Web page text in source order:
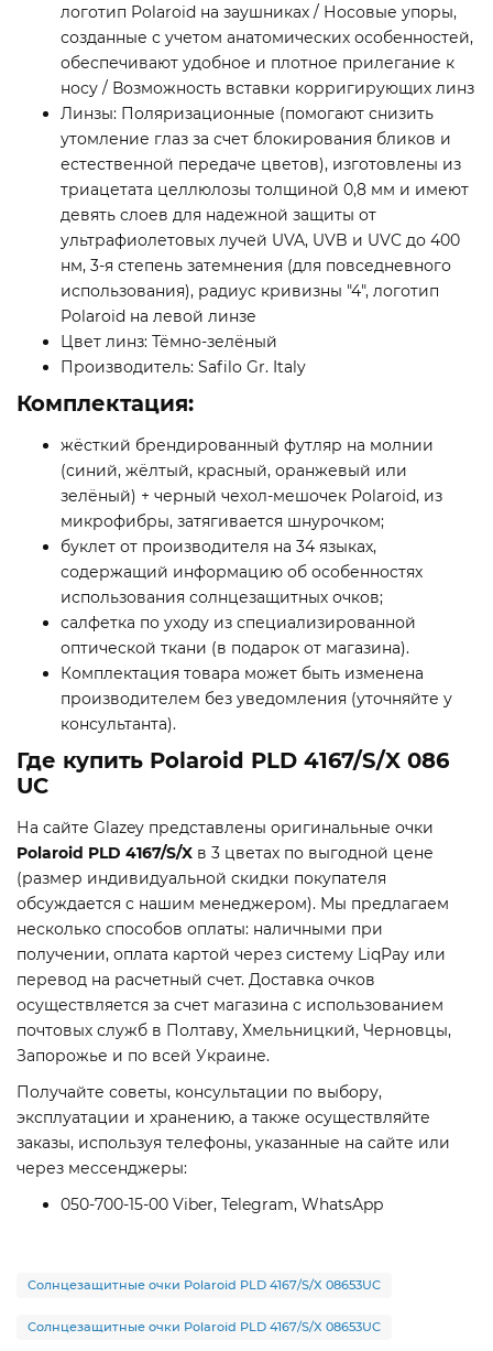
логотип Polaroid на заушниках / Носовые упоры,
созданные с учетом анатомических особенностей,
обеспечивают удобное и плотное прилегание к
носу / Возможность вставки корригирующих линз
Линзы: Поляризационные (помогают снизить
утомление глаз за счет блокирования бликов и
естественной передаче цветов), изготовлены из
триацетата целлюлозы толщиной 0,8 мм и имеют
девять слоев для надежной защиты от
ультрафиолетовых лучей UVA, UVB и UVC до 400
нм, 3-я степень затемнения (для повседневного
использования), радиус кривизны "4", логотип
Polaroid на левой линзе
Цвет линз: Тёмно-зелёный
Производитель: Safilo Gr. Italy
Комплектация:
жёсткий брендированный футляр на молнии
(синий, жёлтый, красный, оранжевый или
зелёный) + черный чехол-мешочек Polaroid, из
микрофибры, затягивается шнурочком;
буклет от производителя на 34 языках,
содержащий информацию об особенностях
использования солнцезащитных очков;
салфетка по уходу из специализированной
оптической ткани (в подарок от магазина).
Комплектация товара может быть изменена
производителем без уведомления (уточняйте у
консультанта).
Где купить Polaroid PLD 4167/S/X 086
UC
На сайте Glazey представлены оригинальные очки
Polaroid PLD 4167/S/X в 3 цветах по выгодной цене
(размер индивидуальной скидки покупателя
обсуждается с нашим менеджером). Мы предлагаем
несколько способов оплаты: наличными при
получении, оплата картой через систему LiqPay или
перевод на расчетный счет. Доставка очков
осуществляется за счет магазина с использованием
почтовых служб в Полтаву, Хмельницкий, Черновцы,
Запорожье и по всей Украине.
Получайте советы, консультации по выбору,
эксплуатации и хранению, а также осуществляйте
заказы, используя телефоны, указанные на сайте или
через мессенджеры:
050-700-15-00 Viber, Telegram, WhatsApp
Солнцезащитные очки Polaroid PLD 4167/S/X 08653UC
Солнцезащитные очки Polaroid PLD 4167/S/X 08653UC